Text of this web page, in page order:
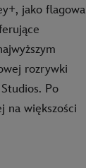
jako flagowa
rozrywki
Po
na większości